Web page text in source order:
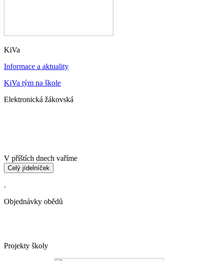
KiVa
Informace a aktuality
KiVa tým na škole
Elektronická žákovská
V příštích dnech vaříme
Celý jídelníček
.
Objednávky obědů
Projekty školy